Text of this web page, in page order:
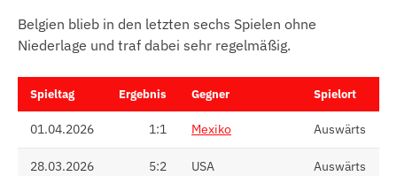
Belgien blieb in den letzten sechs Spielen ohne
Niederlage und traf dabei sehr regelmäßig.
Spieltag Ergebnis Gegner Spielort
01.04.2026 1:1 Mexiko Auswärts
28.03.2026 5:2 USA Auswärts